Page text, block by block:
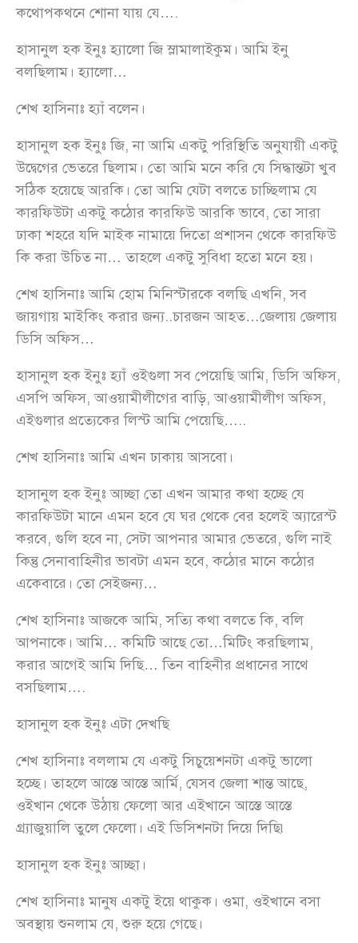
কথোপকথনে শোনা যায় যে….
হাসানুল হক ইনুঃ হ্যালো জি স্লামালাইকুম। আমি ইনু
বলছিলাম। হ্যালো…
শেখ হাসিনাঃ হ্যাঁ বলেন।
হাসানুল হক ইনুঃ জি, না আমি একটু পরিস্থিতি অনুযায়ী একটু
উদ্বেগের ভেতরে ছিলাম। তো আমি মনে করি যে সিদ্ধান্তটা খুব
সঠিক হয়েছে আরকি। তো আমি যেটা বলতে চাচ্ছিলাম যে
কারফিউটা একটু কঠোর কারফিউ আরকি ভাবে, তো সারা
ঢাকা শহরে যদি মাইক নামায়ে দিতো প্রশাসন থেকে কারফিউ
কি করা উচিত না… তাহলে একটু সুবিধা হতো মনে হয়।
শেখ হাসিনাঃ আমি হোম মিনিস্টারকে বলছি এখনি, সব
জায়গায় মাইকিং করার জন্য..চারজন আহত…জেলায় জেলায়
ডিসি অফিস…
হাসানুল হক ইনুঃ হ্যাঁ ওইগুলা সব পেয়েছি আমি, ডিসি অফিস,
এসপি অফিস, আওয়ামীলীগের বাড়ি, আওয়ামীলীগ অফিস,
এইগুলার প্রত্যেকের লিস্ট আমি পেয়েছি…..
শেখ হাসিনাঃ আমি এখন ঢাকায় আসবো।
হাসানুল হক ইনুঃ আচ্ছা তো এখন আমার কথা হচ্ছে যে
কারফিউটা মানে এমন হবে যে ঘর থেকে বের হলেই অ্যারেস্ট
করবে, গুলি হবে না, সেটা আপনার আমার ভেতরে, গুলি নাই
কিন্তু সেনাবাহিনীর ভাবটা এমন হবে, কঠোর মানে কঠোর
একেবারে। তো সেইজন্য…
শেখ হাসিনাঃ আজকে আমি, সত্যি কথা বলতে কি, বলি
আপনাকে। আমি… কমিটি আছে তো…মিটিং করছিলাম,
করার আগেই আমি দিছি… তিন বাহিনীর প্রধানের সাথে
বসছিলাম….
হাসানুল হক ইনুঃ এটা দেখছি
শেখ হাসিনাঃ বললাম যে একটু সিচুয়েশনটা একটু ভালো
হচ্ছে। তাহলে আস্তে আস্তে আর্মি, যেসব জেলা শান্ত আছে,
ওইখান থেকে উঠায় ফেলো আর এইখানে আস্তে আস্তে
গ্র্যাজুয়ালি তুলে ফেলো। এই ডিসিশনটা দিয়ে দিছি৷
হাসানুল হক ইনুঃ আচ্ছা।
শেখ হাসিনাঃ মানুষ একটু ইয়ে থাকুক। ওমা, ওইখানে বসা
অবস্থায় শুনলাম যে, শুরু হয়ে গেছে।